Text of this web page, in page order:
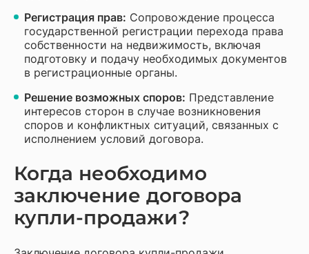
Регистрация прав: Сопровождение процесса
государственной регистрации перехода права
собственности на недвижимость, включая
подготовку и подачу необходимых документов
в регистрационные органы.
Решение возможных споров: Представление
интересов сторон в случае возникновения
споров и конфликтных ситуаций, связанных с
исполнением условий договора.
Когда необходимо
заключение договора
купли-продажи?